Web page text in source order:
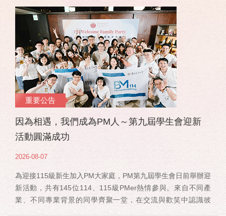
重要公告
因為相遇，我們成為PM人～第九屆學生會迎新
活動圓滿成功
2026-08-07
為迎接115級新生加入PM大家庭，PM第九屆學生會日前舉辦迎
新活動，共有145位114、115級PMer熱情參與。來自不同產
業、不同專業背景的同學齊聚一堂，在交流與歡笑中認識彼